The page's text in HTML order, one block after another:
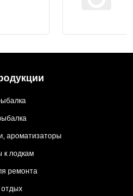
ароматизаторы
к лодкам
ремонта
отдых